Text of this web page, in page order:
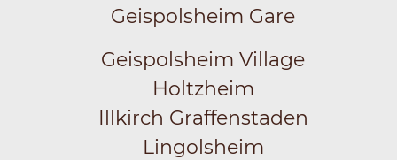
Geispolsheim Gare
Geispolsheim Village
Holtzheim
Illkirch Graffenstaden
Lingolsheim